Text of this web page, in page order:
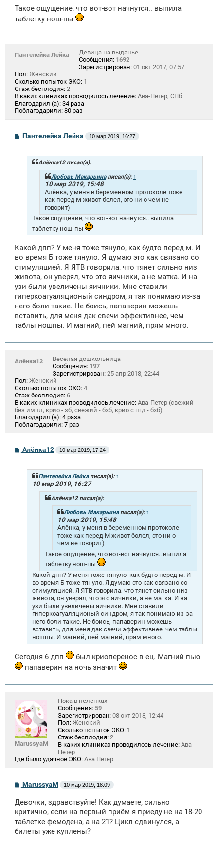
Такое ощущение, что вот-вот начнутся.. выпила
таблетку нош-пы
Пантелейка Лейка
Девица на выданье
Сообщения: 1692
Зарегистрирован: 01 окт 2017, 07:57
Пол: Женский
Сколько попыток ЭКО: 1
Стаж бесплодия: 2
В каких клиниках проводилось лечение: Ава-Петер, СПб
Благодарил (а): 34 раза
Поблагодарили: 80 раз
С
о
Пантелейка Лейка 10 мар 2019, 16:27
Алёнка12 писал(а):
Любовь Макарьинаписал(а): ↑
10 мар 2019, 15:48
Алёнка, у меня в беременном протоколе тоже
как перед М живот болел, это ни о чем не
говорит)
Такое ощущение, что вот-вот начнутся.. выпила
таблетку нош-пы
Какой дпп? У меня тоже тянуло, как будто перед м. И
во время Б тоже тянуло. Я думаю это как связано со
стимуляцией. Я ЯТВ говорила, что тянет сильно низ
живота, он уверял, что это яичники, а не матка. И на
узи были увеличены яичники. Мне ставили
гиперкоагуаляционый синдром, я так понимаю из-за
него боли такие. Не боись, папаверин можешь
вставить, для меня дак свечи эффективнее, чем
таблы ношпы. И магний, пей магний, прям много.
Алёнка12
Веселая дошкольница
Сообщения: 197
Зарегистрирован: 25 апр 2018, 22:44
Пол: Женский
Сколько попыток ЭКО: 4
Стаж бесплодия: 6
В каких клиниках проводилось лечение: Ава-Петер (свежий -
без импл, крио - зб, свежий - бхб, крио с пгд - бхб)
Благодарил (а): 4 раза
Поблагодарили: 7 раз
С
о
Алёнка12 10 мар 2019, 17:24
Пантелейка Лейкаписал(а): ↑
10 мар 2019, 16:27
Алёнка12 писал(а):
Любовь Макарьинаписал(а): ↑
10 мар 2019, 15:48
Алёнка, у меня в беременном протоколе
тоже как перед М живот болел, это ни о
чем не говорит)
Такое ощущение, что вот-вот начнутся.. выпила
таблетку нош-пы
Какой дпп? У меня тоже тянуло, как будто перед м. И
во время Б тоже тянуло. Я думаю это как связано со
стимуляцией. Я ЯТВ говорила, что тянет сильно низ
живота, он уверял, что это яичники, а не матка. И на
узи были увеличены яичники. Мне ставили
гиперкоагуаляционый синдром, я так понимаю из-за
него боли такие. Не боись, папаверин можешь
вставить, для меня дак свечи эффективнее, чем таблы
ношпы. И магний, пей магний, прям много.
Сегодня 6 дпп
был криоперенос в ец. Магний пью
папаверин на ночь значит
MarussyaM
Пока в пеленках
Сообщения: 59
Зарегистрирован: 08 окт 2018, 12:44
Пол: Женский
Сколько попыток ЭКО: 1
Стаж бесплодия: 2
В каких клиниках проводилось лечение: Ава
Петер
Где было удачное ЭКО: Ава Петер
С
б
щ
н
и
MarussyaM 10 мар 2019, 18:09
Девочки, здравствуйте! Как думаете, сильно
критично, если на первый приём я приеду не на 18-20
таблетке фемодена, а на 21? Цикл сдвинулся, а
билеты уже куплены?